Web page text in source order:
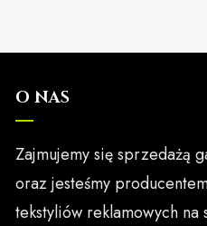
O NAS
Zajmujemy się sprzedażą
oraz jesteśmy
tekstyliów reklamowych